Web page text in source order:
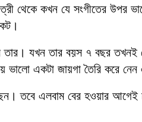
থেকে কখন যে সংগীতের উপর
তার। যখন তার বয়স ৭ বছর
একটা জায়গা তৈরি করে নেন
তবে এলবাম বের হওয়ার আগেই